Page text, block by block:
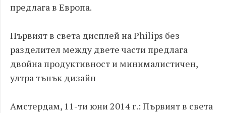
предлага в Европа.
Първият в света дисплей на Philips без
разделител между двете части предлага
двойна продуктивност и минималистичен,
ултра тънък дизайн
Амстердам, 11-ти юни 2014 г.: Първият в света